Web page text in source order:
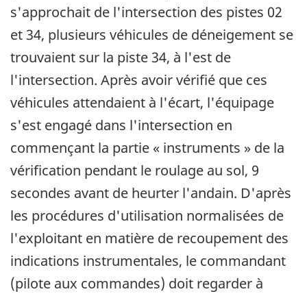
s'approchait de l'intersection des pistes 02
et 34, plusieurs véhicules de déneigement se
trouvaient sur la piste 34, à l'est de
l'intersection. Après avoir vérifié que ces
véhicules attendaient à l'écart, l'équipage
s'est engagé dans l'intersection en
commençant la partie « instruments » de la
vérification pendant le roulage au sol, 9
secondes avant de heurter l'andain. D'après
les procédures d'utilisation normalisées de
l'exploitant en matière de recoupement des
indications instrumentales, le commandant
(pilote aux commandes) doit regarder à